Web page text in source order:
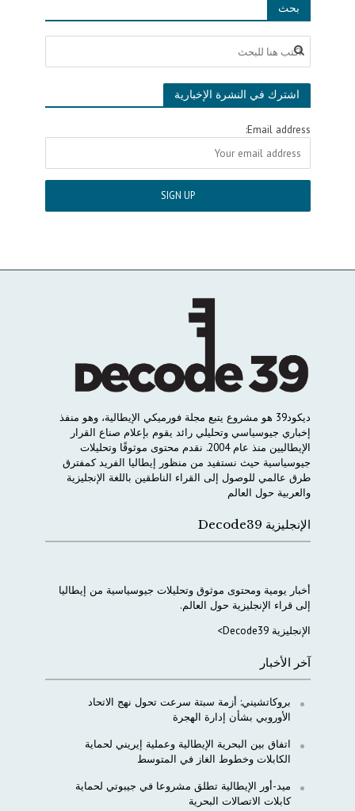
بحث
اشترك في النشرة الإخبارية
Email address:
ديكود39 هو مشروع يتبع مجلة فورميكي الإيطالية، وهو منفذ
إخباري جيوسياسي وتحليلي رائد يقوم بإعلام صناع القرار
الإيطاليين منذ عام 2004. نقدم محتوى موثوقًا وتحليلات
جيوسياسية حيث نستفيد من منظور إيطاليا الفريد كمفترق
طرق عالمي للوصول إلى القراء الناطقين باللغة الإنجليزية
والعربية حول العالم
الإنجليزية Decode39
أخبار يومية ومحتوى موثوق وتحليلات جيوسياسية من إيطاليا
إلى قراء الإنجليزية حول العالم.
الإنجليزية Decode39>
آخر الأخبار
بروكاتشيني: أزمة سبتة سرعت تحول نهج الاتحاد
الأوروبي بشأن إدارة الهجرة
اتفاق بين البحرية الإيطالية وعملية إيريني لحماية
الكابلات وخطوط الغاز في المتوسط
ميد-أور الإيطالية تطلق مشروعا في جيبوتي لحماية
كابلات الاتصالات البحرية